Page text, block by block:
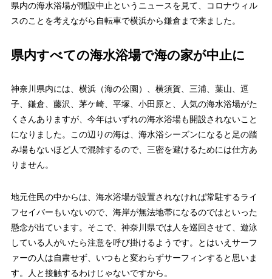
県内の海水浴場が開設中止というニュースを見て、コロナウィル
スのことを考えながら自転車で横浜から鎌倉まで来ました。
県内すべての海水浴場で海の家が中止に
神奈川県内には、横浜（海の公園）、横須賀、三浦、葉山、逗
子、鎌倉、藤沢、茅ケ崎、平塚、小田原と、人気の海水浴場がた
くさんありますが、今年はいずれの海水浴場も開設されないこと
になりました。この辺りの海は、海水浴シーズンになると足の踏
み場もないほど人で混雑するので、三密を避けるためには仕方あ
りません。
地元住民の中からは、海水浴場が設置されなければ常駐するライ
フセイバーもいないので、海岸が無法地帯になるのではといった
懸念が出ています。そこで、神奈川県では人を巡回させて、遊泳
している人がいたら注意を呼び掛けるようです。とはいえサーフ
ァーの人は自粛せず、いつもと変わらずサーフィンすると思いま
す。人と接触するわけじゃないですから。